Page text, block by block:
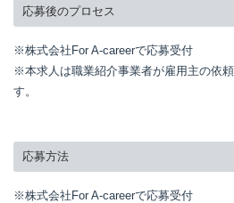
応募後のプロセス
※株式会社For A-careerで応募受付
※本求人は職業紹介事業者が雇用主の依
す。
応募方法
※株式会社For A-careerで応募受付